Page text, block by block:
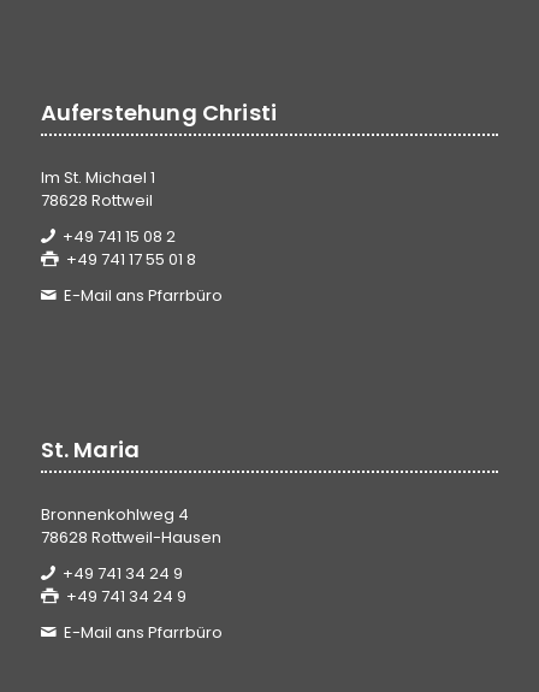
Auferstehung Christi
Im St. Michael 1
78628 Rottweil
+49 741 15 08 2
+49 741 17 55 01 8
E-Mail ans Pfarrbüro
St. Maria
Bronnenkohlweg 4
78628 Rottweil-Hausen
+49 741 34 24 9
+49 741 34 24 9
E-Mail ans Pfarrbüro